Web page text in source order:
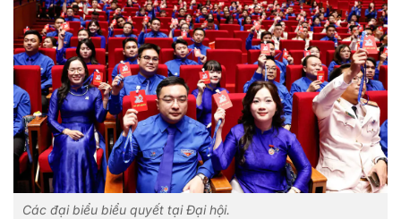
Các đại biểu biểu quyết tại Đại hội.